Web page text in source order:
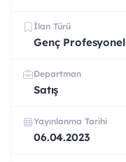
İlan Türü
Genç Profesyonel
Departman
Satış
Yayınlanma Tarihi
06.04.2023